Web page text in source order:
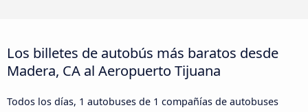
Los billetes de autobús más baratos desde
Madera, CA al Aeropuerto Tijuana
Todos los días, 1 autobuses de 1 compañías de autobuses